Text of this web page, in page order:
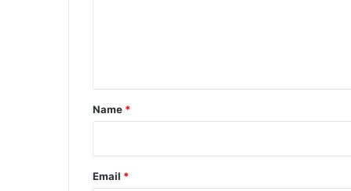
*
Name *
Email *